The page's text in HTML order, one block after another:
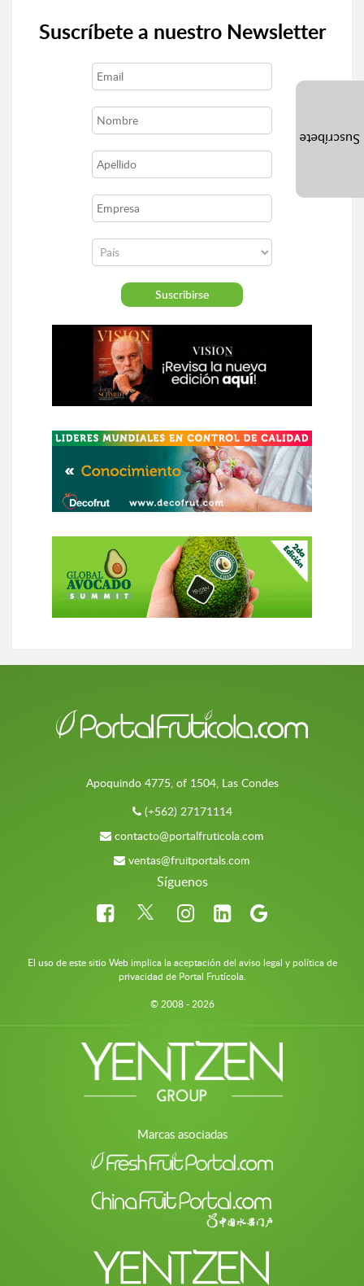
Suscríbete a nuestro Newsletter
Apoquindo 4775, of 1504, Las Condes
(+562) 27171114
contacto@portalfruticola.com
ventas@fruitportals.com
Síguenos
El uso de este sitio Web implica la aceptación del aviso legal y política de
privacidad de Portal Frutícola.
© 2008 - 2026
Marcas asociadas
Suscríbete